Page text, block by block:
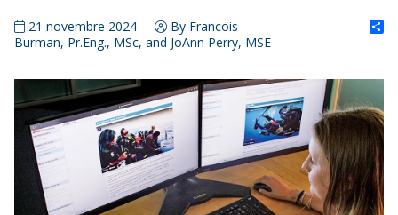
21 novembre 2024
By Francois
Burman, Pr.Eng., MSc, and JoAnn Perry, MSE